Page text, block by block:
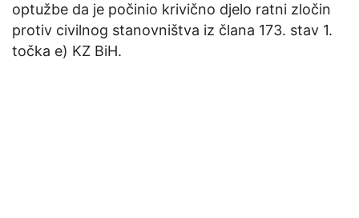
optužbe da je počinio krivično djelo ratni zločin
protiv civilnog stanovništva iz člana 173. stav 1.
točka e) KZ BiH.